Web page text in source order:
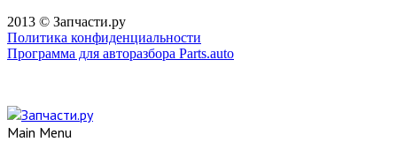
2013 © Запчасти.ру
Политика конфиденциальности
Программа для авторазбора Parts.auto
Main Menu